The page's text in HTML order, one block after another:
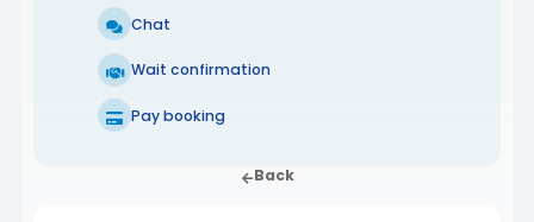
Chat
Wait confirmation
Pay booking
Back